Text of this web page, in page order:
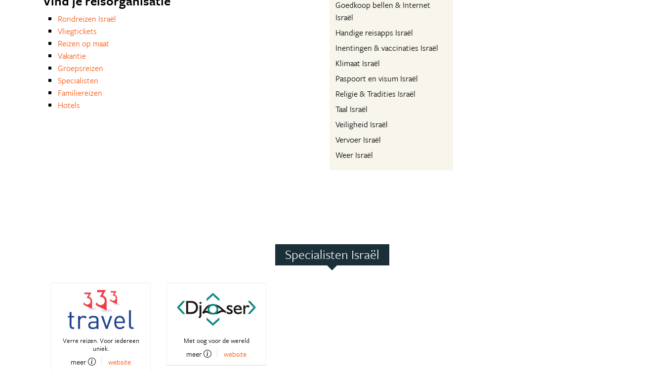
Goedkoop bellen & Internet
Israël
Handige reisapps Israël
Inentingen & vaccinaties Israël
Klimaat Israël
Paspoort en visum Israël
Religie & Tradities Israël
Taal Israël
Veiligheid Israël
Vervoer Israël
Weer Israël
Rondreizen Israël
Vliegtickets
Reizen op maat
Vakantie
Groepsreizen
Specialisten
Familiereizen
Hotels
Specialisten Israël
Verre reizen. Voor iedereen
uniek.
meer website
Met oog voor de wereld
meer website